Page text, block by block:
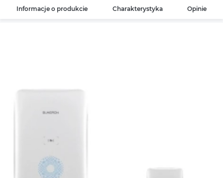
Informacje o produkcie Charakterystyka Opinie